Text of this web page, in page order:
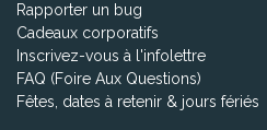
Rapporter un bug
Cadeaux corporatifs
Inscrivez-vous à l'infolettre
FAQ (Foire Aux Questions)
Fêtes, dates à retenir & jours fériés